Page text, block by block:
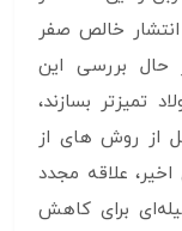
خالص صفر
حال بررسی این
تمیزتر بسازند،
از روش های از
علاقه مجدد
برای کاهش